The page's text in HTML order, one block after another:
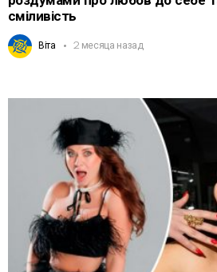
сміливість
Віта 2 месяца назад